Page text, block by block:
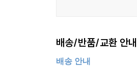
배송/반품/교환 안내
배송 안내